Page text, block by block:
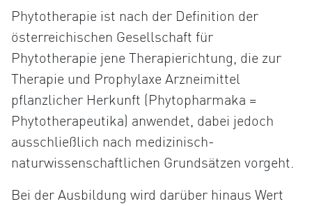
Phytotherapie ist nach der Definition der
österreichischen Gesellschaft für
Phytotherapie jene Therapierichtung, die zur
Therapie und Prophylaxe Arzneimittel
pflanzlicher Herkunft (Phytopharmaka =
Phytotherapeutika) anwendet, dabei jedoch
ausschließlich nach medizinisch-
naturwissenschaftlichen Grundsätzen vorgeht.
Bei der Ausbildung wird darüber hinaus Wert